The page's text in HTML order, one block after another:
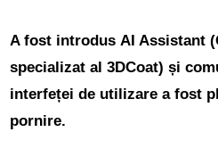
A fost introdusAI Assistant
specializat al 3DCoat) și
interfeței de utilizare a fost
pornire.